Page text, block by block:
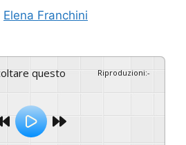
Elena Franchini
Riproduzioni:-